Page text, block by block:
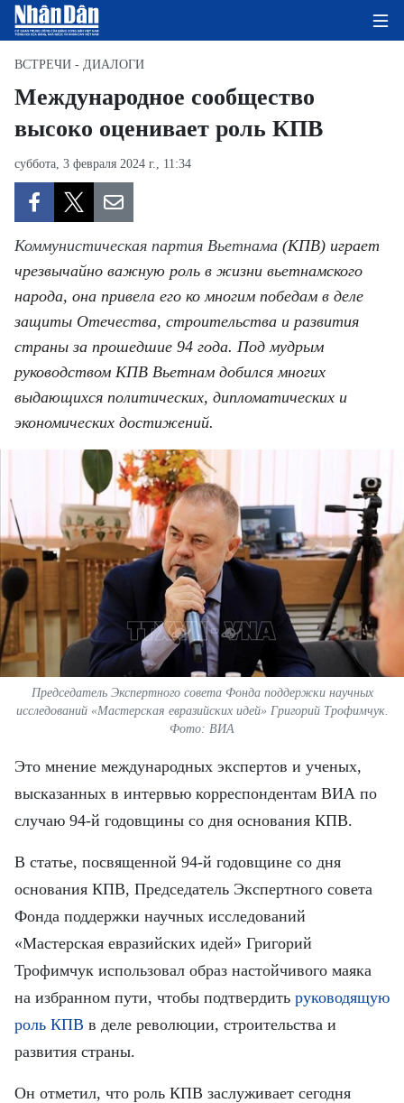
ГЛАВНАЯ СТРАНИЦА
ПОЛИТИКА
ОБЩЕСТВО
ЭКОЛОГИЯ
КУЛЬТУРА
ВЬЕТНАМ
МОСТ ДРУЖБЫ
В МИРЕ
ВСТРЕЧИ - ДИАЛОГИ
ДОСЬЕ И МАТЕРИАЛЫ
О ГАЗЕТЕ «НЯНЗАН»
TIẾNG VIỆT
ENGLISH
中文
ESPAÑOL
ВСТРЕЧИ - ДИАЛОГИ
Международное сообщество
высоко оценивает роль КПВ
суббота, 3 февраля 2024 г., 11:34
Коммунистическая партия Вьетнама (КПВ) играет
чрезвычайно важную роль в жизни вьетнамского
народа, она привела его ко многим победам в деле
защиты Отечества, строительства и развития
страны за прошедшие 94 года. Под мудрым
руководством КПВ Вьетнам добился многих
выдающихся политических, дипломатических и
экономических достижений.
Председатель Экспертного совета Фонда поддержки научных
исследований «Мастерская евразийских идей» Григорий Трофимчук.
Фото: ВИА
Это мнение международных экспертов и ученых,
высказанных в интервью корреспондентам ВИА по
случаю 94-й годовщины со дня основания КПВ.
В статье, посвященной 94-й годовщине со дня
основания КПВ, Председатель Экспертного совета
Фонда поддержки научных исследований
«Мастерская евразийских идей» Григорий
Трофимчук использовал образ настойчивого маяка
на избранном пути, чтобы подтвердить руководящую
роль КПВ в деле революции, строительства и
развития страны.
Он отметил, что роль КПВ заслуживает сегодня